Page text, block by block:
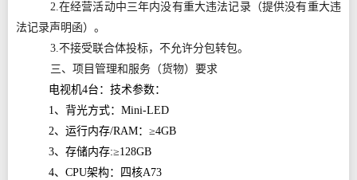
2.在经营活动中三年内没有重大违法记录（提供没有重大违
法记录声明函）。
3.不接受联合体投标，不允许分包转包。
三、项目管理和服务（货物）要求
电视机4台：技术参数：
1、背光方式：Mini-LED
2、运行内存/RAM：≥4GB
3、存储内存:≥128GB
4、CPU架构：四核A73